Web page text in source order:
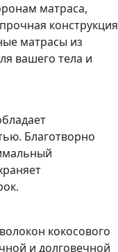
матраса,
конструкция
матрасы из
вашего тела и
Благотворно
кокосового
и долговечной